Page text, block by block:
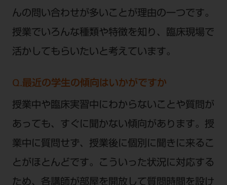
んの問い合わせが多いことが理由の一つです。
授業でいろんな種類や特徴を知り、臨床現場で
活かしてもらいたいと考えています。
Q.最近の学生の傾向はいかがですか
授業中や臨床実習中にわからないことや質問が
あっても、すぐに聞かない傾向があります。授
業中に質問せず、授業後に個別に聞きに来るこ
とがほとんどです。こういった状況に対応する
ため、各講師が部屋を開放して質問時間を設け